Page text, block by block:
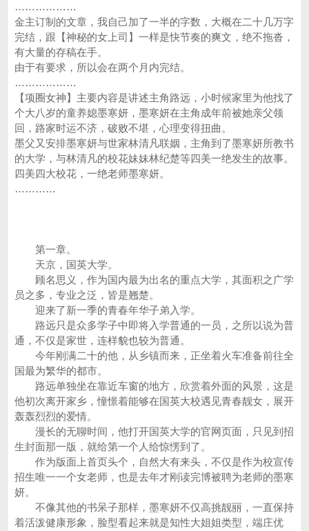
………………
金主订制的文章，我自己加了一半的字数，大概在二十几万字
完结，跟【神秘的女上司】一样是快节奏的爽文，绝不拖沓，
有大量的存稿在手。
由于有要求，所以会在两个月内完结。
………………
【项圈女神】主要内容是讲述主角路远，小时候家里为他找了
个大八岁的童养媳墨寒妍，墨寒妍在主角成年前被她亲父领
回，路家时运不济，破败不堪，心理变得扭曲。
墨父又安排墨寒妍与世家林清凡联姻，主角到了墨寒妍所教书
的大学，与林清凡的校花妹妹林纪楚等四美一绝发生的故事。
四美四大校花，一绝老师墨寒妍。
…………
第一章。
天京，国英大学。
顾名思义，作为国内最为出名的重点大学，其面积之广学
员之多，专业之泛，皆是翘楚。
迎来了新一季的青春年华子弟入学。
路远只是众多学子中即将入学普通的一员，之所以说为普
通，不仅是家世，连样貌也较为普通。
今年刚满二十的他，从乡镇而来，正坐着火车准备前往全
国最为繁华的都市。
路远单独坐在靠近车窗的地方，欣赏着外面的风景，这是
他初次离开家乡，憧憬着能够在国英大校遇见青春靓女，展开
轰轰烈烈的爱情。
漫长的无聊时间，他打开国英大学的官网页面，只见到招
生封面那一版，就给第一个人给惊愣到了。
作为版面上首页头个，自然大有来头，不仅是作为校宣传
招生唯一一个女老师，也是去年才刚读完博被聘为老师的墨寒
妍。
不像其他的书呆子那样，墨寒妍不仅高挑靓丽，一直保持
着活泼健康形象，脸型看起来就是知性大姐姐类型，端庄优